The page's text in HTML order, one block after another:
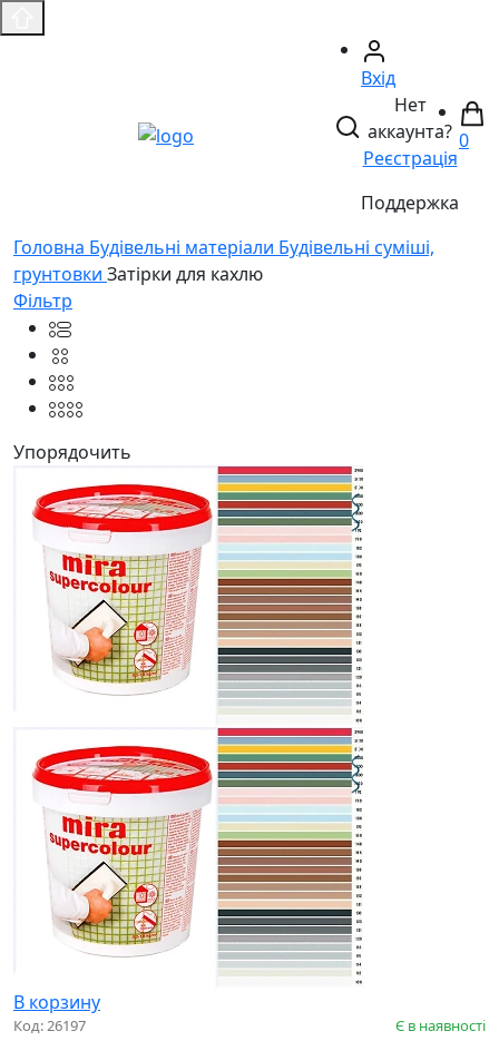
Вхід
Нет
аккаунта?
Реєстрація
Поддержка
0
Головнa Будівельні матеріали Будівельні суміші,
грунтовки Затірки для кахлю
Фільтр
Упорядочить
В корзину
Код: 26197 Є в наявності